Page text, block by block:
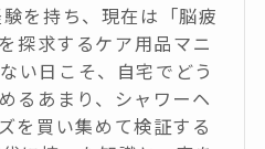
を持ち、現在は「脳疲
探求するケア用品マニ
い日こそ、自宅でどう
るあまり、シャワーヘ
を買い集めて検証する